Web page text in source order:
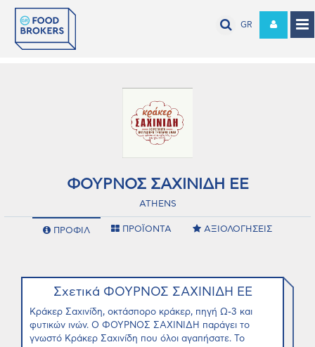
GR
ΦΟΥΡΝΟΣ ΣΑΧΙΝΙΔΗ ΕΕ
ATHENS
ΠΡΟΦΙΛ ΠΡΟΪΟΝΤΑ ΑΞΙΟΛΟΓΗΣΕΙΣ
Σχετικά ΦΟΥΡΝΟΣ ΣΑΧΙΝΙΔΗ ΕΕ
Κράκερ Σαχινίδη, οκτάσπορο κράκερ, πηγή Ω-3 και
φυτικών ινών. Ο ΦΟΥΡΝΟΣ ΣΑΧΙΝΙΔΗ παράγει το
γνωστό Κράκερ Σαχινίδη που όλοι αγαπήσατε. Το